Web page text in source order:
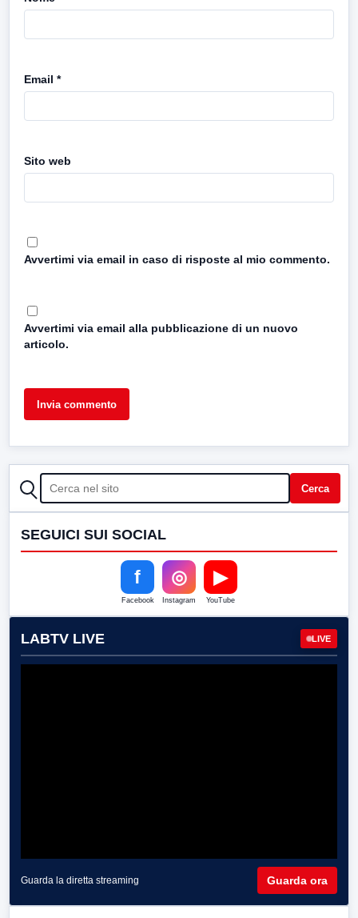
Email *
Sito web
Avvertimi via email in caso di risposte al mio commento.
Avvertimi via email alla pubblicazione di un nuovo
articolo.
CERCA Cerca
SEGUICI SUI SOCIAL
f
Facebook
◎
Instagram
▶
YouTube
LABTV LIVE LIVE
Guarda la diretta streaming Guarda ora